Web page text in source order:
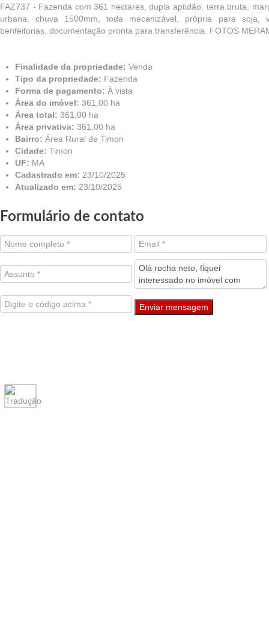
FAZ737 - Fazenda com 361 hectares, dupla aptidão, terra bruta,
urbana, chuva 1500mm, toda mecanizável, própria para soja,
benfeitorias, documentação pronta para transferência. FOTOS
Finalidade da propriedade: Venda
Tipo da propriedade: Fazenda
Forma de pagamento: À vista
Área do imóvel: 361,00 ha
Área total: 361,00 ha
Área privativa: 361,00 ha
Bairro: Área Rural de Timon
Cidade: Timon
UF: MA
Cadastrado em: 23/10/2025
Atualizado em: 23/10/2025
Formulário de contato
Enviar mensagem